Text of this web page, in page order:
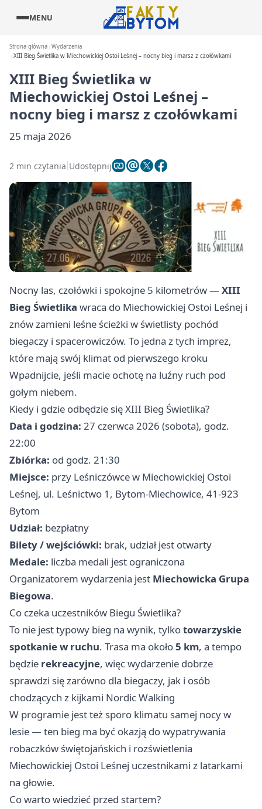
MENU
Strona główna Wydarzenia
XIII Bieg Świetlika w Miechowickiej Ostoi Leśnej – nocny bieg i marsz z czołówkami
XIII Bieg Świetlika w
Miechowickiej Ostoi Leśnej –
nocny bieg i marsz z czołówkami
25 maja 2026
2 min czytania Udostępnij
Nocny las, czołówki i spokojne 5 kilometrów — XIII
Bieg Świetlika wraca do Miechowickiej Ostoi Leśnej i
znów zamieni leśne ścieżki w świetlisty pochód
biegaczy i spacerowiczów. To jedna z tych imprez,
które mają swój klimat od pierwszego kroku
Wpadnijcie, jeśli macie ochotę na luźny ruch pod
gołym niebem.
Kiedy i gdzie odbędzie się XIII Bieg Świetlika?
Data i godzina: 27 czerwca 2026 (sobota), godz.
22:00
Zbiórka: od godz. 21:30
Miejsce: przy Leśniczówce w Miechowickiej Ostoi
Leśnej, ul. Leśnictwo 1, Bytom-Miechowice, 41-923
Bytom
Udział: bezpłatny
Bilety / wejściówki: brak, udział jest otwarty
Medale: liczba medali jest ograniczona
Organizatorem wydarzenia jest Miechowicka Grupa
Biegowa.
Co czeka uczestników Biegu Świetlika?
To nie jest typowy bieg na wynik, tylkotowarzyskie
spotkanie w ruchu. Trasa ma około5 km, a tempo
będzie rekreacyjne, więc wydarzenie dobrze
sprawdzi się zarówno dla biegaczy, jak i osób
chodzących z kijkami Nordic Walking ‍‍
W programie jest też sporo klimatu samej nocy w
lesie — ten bieg ma być okazją do wypatrywania
robaczków świętojańskich i rozświetlenia
Miechowickiej Ostoi Leśnej uczestnikami z latarkami
na głowie.
Co warto wiedzieć przed startem?